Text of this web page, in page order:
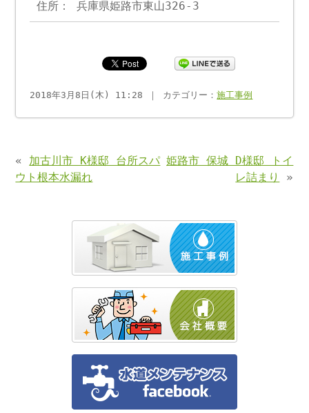
住所： 兵庫県姫路市東山326-3
2018年3月8日(木) 11:28 ｜ カテゴリー：施工事例
« 加古川市 K様邸 台所スパ
ウト根本水漏れ
姫路市 保城 D様邸 トイ
レ詰まり
»